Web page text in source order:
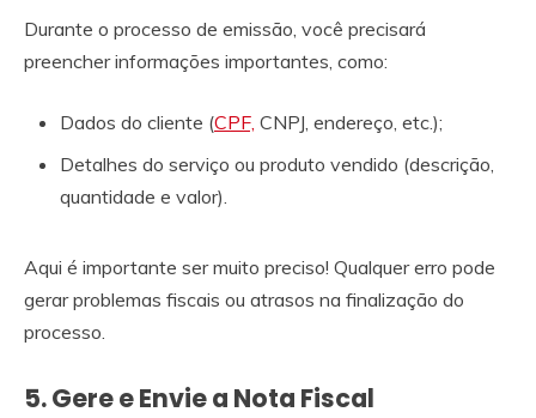
Durante o processo de emissão, você precisará
preencher informações importantes, como:
Dados do cliente (CPF, CNPJ, endereço, etc.);
Detalhes do serviço ou produto vendido (descrição,
quantidade e valor).
Aqui é importante ser muito preciso! Qualquer erro pode
gerar problemas fiscais ou atrasos na finalização do
processo.
5. Gere e Envie a Nota Fiscal